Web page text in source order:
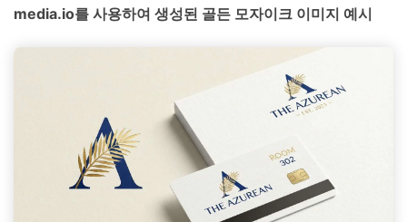
media.io를 사용하여 생성된 골든 모자이크 이미지 예시